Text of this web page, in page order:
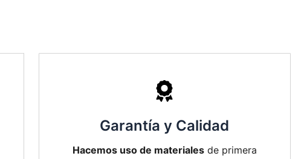
Garantía y Calidad
Hacemos uso de materialesde primera